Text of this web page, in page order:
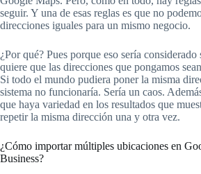
seguir. Y una de esas reglas es que no
direcciones iguales para un mismo negocio.
¿Por qué? Pues porque eso sería
quiere que las direcciones que pongamos
Si todo el mundo pudiera poner la misma
sistema no funcionaría. Sería un caos.
que haya variedad en los resultados que
repetir la misma dirección una y otra vez.
¿Cómo importar múltiples ubicaciones en
Business?